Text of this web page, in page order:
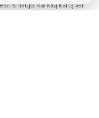
iš naujo, kai kitą kartą vėl